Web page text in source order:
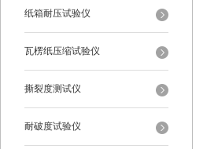
纸箱耐压试验仪
瓦楞纸压缩试验仪
撕裂度测试仪
耐破度试验仪